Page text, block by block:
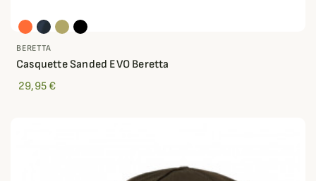
BERETTA
Casquette Sanded EVO Beretta
29,95 €